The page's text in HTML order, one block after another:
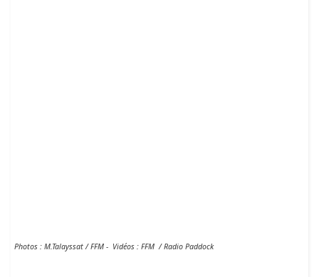
Photos : M.Talayssat / FFM - Vidéos : FFM / Radio Paddock